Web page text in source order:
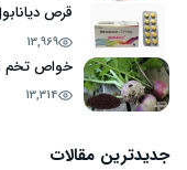
قرص
13,969
خواص تخم
13,314
جدیدترین مقالات